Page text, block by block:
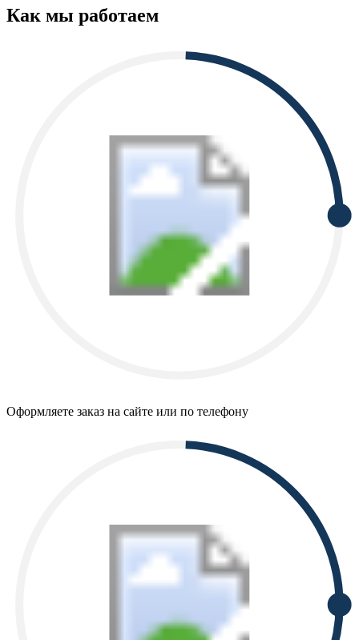
Как мы работаем
Оформляете заказ на сайте или по телефону